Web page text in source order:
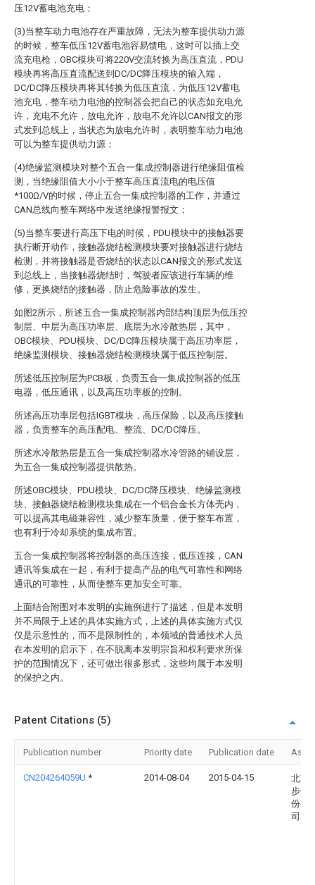
压12V蓄电池充电；
(3)当整车动力电池存在严重故障，无法为整车提供动力源
的时候，整车低压12V蓄电池容易馈电，这时可以插上交
流充电枪，OBC模块可将220V交流转换为高压直流，PDU
模块再将高压直流配送到DC/DC降压模块的输入端，
DC/DC降压模块再将其转换为低压直流，为低压12V蓄电
池充电，整车动力电池的控制器会把自己的状态如充电允
许，充电不允许，放电允许，放电不允许以CAN报文的形
式发到总线上，当状态为放电允许时，表明整车动力电池
可以为整车提供动力源；
(4)绝缘监测模块对整个五合一集成控制器进行绝缘阻值检
测，当绝缘阻值大小小于整车高压直流电的电压值
*100Ω/V的时候，停止五合一集成控制器的工作，并通过
CAN总线向整车网络中发送绝缘报警报文；
(5)当整车要进行高压下电的时候，PDU模块中的接触器要
执行断开动作，接触器烧结检测模块要对接触器进行烧结
检测，并将接触器是否烧结的状态以CAN报文的形式发送
到总线上，当接触器烧结时，驾驶者应该进行车辆的维
修，更换烧结的接触器，防止危险事故的发生。
如图2所示，所述五合一集成控制器内部结构顶层为低压控
制层、中层为高压功率层、底层为水冷散热层，其中，
OBC模块、PDU模块、DC/DC降压模块属于高压功率层，
绝缘监测模块、接触器烧结检测模块属于低压控制层。
所述低压控制层为PCB板，负责五合一集成控制器的低压
电器，低压通讯，以及高压功率板的控制。
所述高压功率层包括IGBT模块，高压保险，以及高压接触
器，负责整车的高压配电、整流、DC/DC降压。
所述水冷散热层是五合一集成控制器水冷管路的铺设层，
为五合一集成控制器提供散热。
所述OBC模块、PDU模块、DC/DC降压模块、绝缘监测模
块、接触器烧结检测模块集成在一个铝合金长方体壳内，
可以提高其电磁兼容性，减少整车质量，便于整车布置，
也有利于冷却系统的集成布置。
五合一集成控制器将控制器的高压连接，低压连接，CAN
通讯等集成在一起，有利于提高产品的电气可靠性和网络
通讯的可靠性，从而使整车更加安全可靠。
上面结合附图对本发明的实施例进行了描述，但是本发明
并不局限于上述的具体实施方式，上述的具体实施方式仅
仅是示意性的，而不是限制性的，本领域的普通技术人员
在本发明的启示下，在不脱离本发明宗旨和权利要求所保
护的范围情况下，还可做出很多形式，这些均属于本发明
的保护之内。
Patent Citations (5)
Publication number Priority date Publication date
CN204264059U * 2014-08-04 2015-04-15
北京
步伺
份有
司